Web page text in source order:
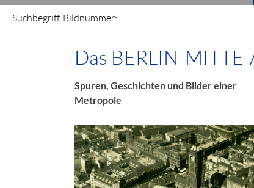
Suchbegriff, Bildnummer:
Das BERLIN-
Spuren, Geschichten und Bilder einer
Metropole